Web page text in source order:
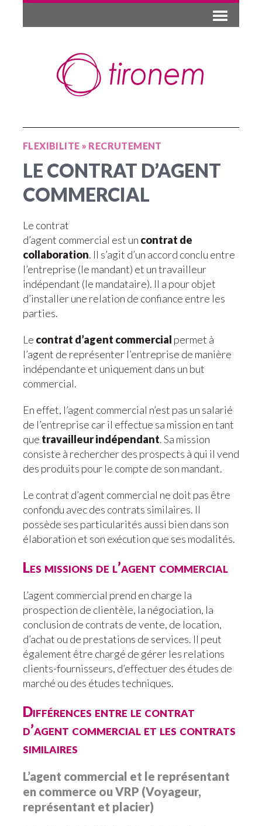
FLEXIBILITE » RECRUTEMENT
LE CONTRAT D’AGENT
COMMERCIAL
Le contrat
d’agent commercial est un contrat de
collaboration. Il s’agit d’un accord conclu entre
l’entreprise (le mandant) et un travailleur
indépendant (le mandataire). Il a pour objet
d’installer une relation de confiance entre les
parties.
Le contrat d’agent commercial permet à
l’agent de représenter l’entreprise de manière
indépendante et uniquement dans un but
commercial.
En effet, l’agent commercial n’est pas un salarié
de l’entreprise car il effectue sa mission en tant
que travailleur indépendant. Sa mission
consiste à rechercher des prospects à qui il vend
des produits pour le compte de son mandant.
Le contrat d’agent commercial ne doit pas être
confondu avec des contrats similaires. Il
possède ses particularités aussi bien dans son
élaboration et son exécution que ses modalités.
Les missions de l’agent commercial
L’agent commercial prend en charge la
prospection de clientèle, la négociation, la
conclusion de contrats de vente, de location,
d’achat ou de prestations de services. Il peut
également être chargé de gérer les relations
clients-fournisseurs, d’effectuer des études de
marché ou des études techniques.
Différences entre le contrat
d’agent commercial et les contrats
similaires
L’agent commercial et le représentant
en commerce ou VRP (Voyageur,
représentant et placier)